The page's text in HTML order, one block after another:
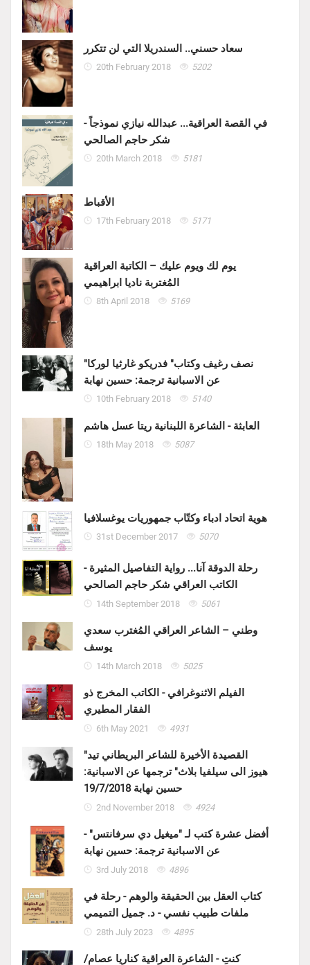
سعاد حسني.. السندريلا التي لن تتكرر
20th February 2018 5202
في القصة العراقية... عبدالله نيازي نموذجاً -
شكر حاجم الصالحي
20th March 2018 5181
الأقباط
17th February 2018 5171
يوم لك ويوم عليك – الكاتبة العراقية
المُغتربة ناديا ابراهيمي
8th April 2018 5169
"نصف رغيف وكتاب" فدريكو غارثيا لوركا
عن الاسبانية ترجمة: حسين نهابة
10th February 2018 5140
العابثة - الشاعرة اللبنانية ريتا عسل هاشم
18th May 2018 5087
هوية اتحاد ادباء وكتّاب جمهوريات يوغسلافيا
31st December 2017 5070
رحلة الدوقة آنا... رواية التفاصيل المثيرة -
الكاتب العراقي شكر حاجم الصالحي
14th September 2018 5061
وطني – الشاعر العراقي المُغترب سعدي
يوسف
14th March 2018 5025
الفيلم الاثنوغرافي - الكاتب المخرج ذو
الفقار المطيري
6th May 2021 4931
"القصيدة الأخيرة للشاعر البريطاني تيد
هيوز الى سيلفيا بلاث" ترجمها عن الاسبانية:
حسين نهابة 19/7/2018
2nd November 2018 4924
أفضل عشرة كتب لـ "ميغيل دي سرفانتس" -
عن الاسبانية ترجمة: حسين نهابة
3rd July 2018 4896
كتاب العقل بين الحقيقة والوهم - رحلة في
ملفات طبيب نفسي - د. جميل التميمي
28th July 2023 4895
كنتِ - الشاعرة العراقية كناريا عصام/